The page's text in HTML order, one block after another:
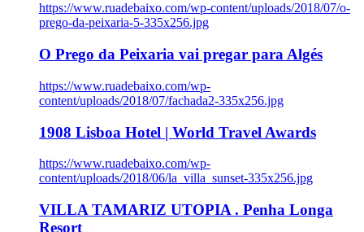
https://www.ruadebaixo.com/wp-content/uploads/2018/07/o-
prego-da-peixaria-5-335x256.jpg
O Prego da Peixaria vai pregar para Algés
https://www.ruadebaixo.com/wp-
content/uploads/2018/07/fachada2-335x256.jpg
1908 Lisboa Hotel | World Travel Awards
https://www.ruadebaixo.com/wp-
content/uploads/2018/06/la_villa_sunset-335x256.jpg
VILLA TAMARIZ UTOPIA . Penha Longa
Resort